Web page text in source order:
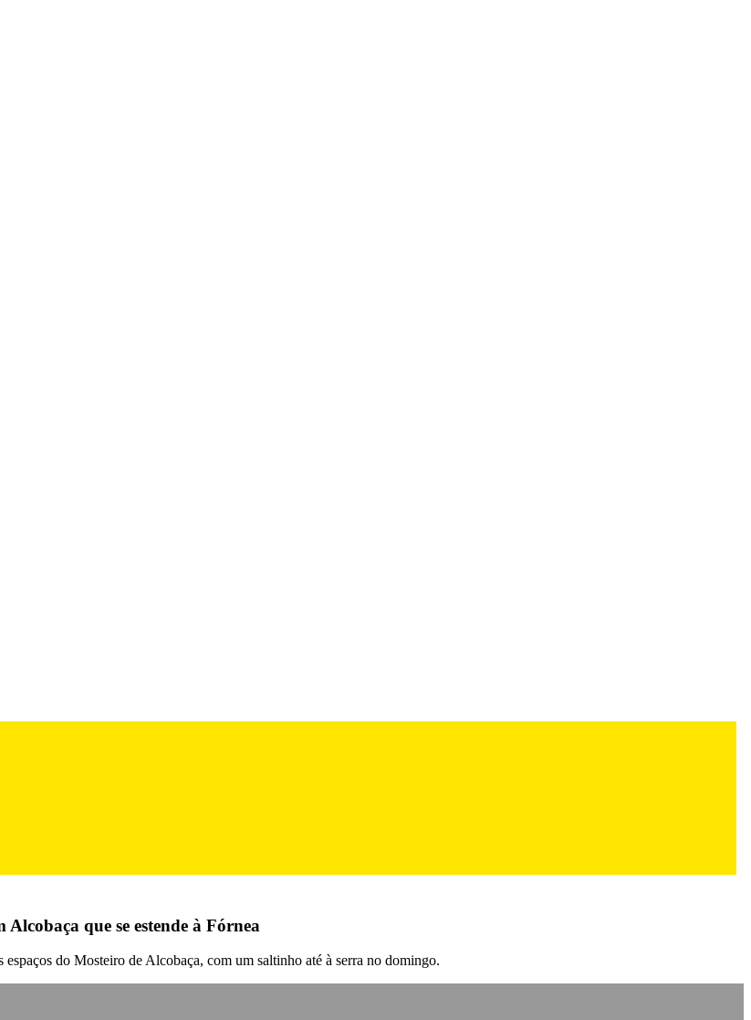
que se estende à Fórnea
do Mosteiro de Alcobaça, com um saltinho até à serra no domingo.